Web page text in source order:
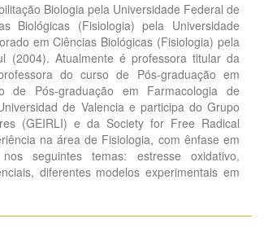
Biologia pela Universidade Federal de
Biológicas (Fisiologia) pela Universidade
em Ciências Biológicas (Fisiologia) pela
(2004). Atualmente é professora titular da
do curso de Pós-graduação em
de Pós-graduação em Farmacologia de
de Valencia e participa do Grupo
(GEIRLI) e da Society for Free Radical
na área de Fisiologia, com ênfase em
seguintes temas: estresse oxidativo,
diferentes modelos experimentais em